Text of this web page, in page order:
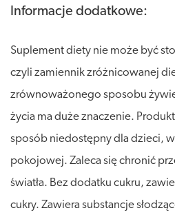
Informacje dodatkowe:
Suplement diety nie może być
czyli zamiennik zróżnicowanej
zrównoważonego sposobu
życia ma duże znaczenie.
sposób niedostępny dla dzieci,
pokojowej. Zaleca się chronić
światła. Bez dodatku cukru,
cukry. Zawiera substancje